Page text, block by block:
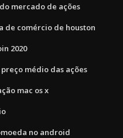
mercado de ações
de comércio de houston
2020
médio das ações
mac os x
no android